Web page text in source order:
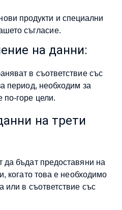
продукти и специални
съгласие.
на данни:
в съответствие със
период, необходим за
по-горе цели.
на трети
бъдат предоставяни на
когато това е необходимо
или в съответствие със